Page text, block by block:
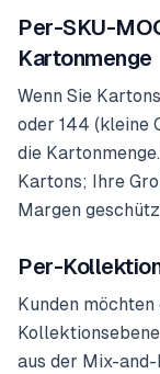
Per-SKU-
Kartonmenge
Wenn Sie
oder 144 (kleine
die
Kartons; Ihre
Margen
Per-
Kunden
aus der Mix-